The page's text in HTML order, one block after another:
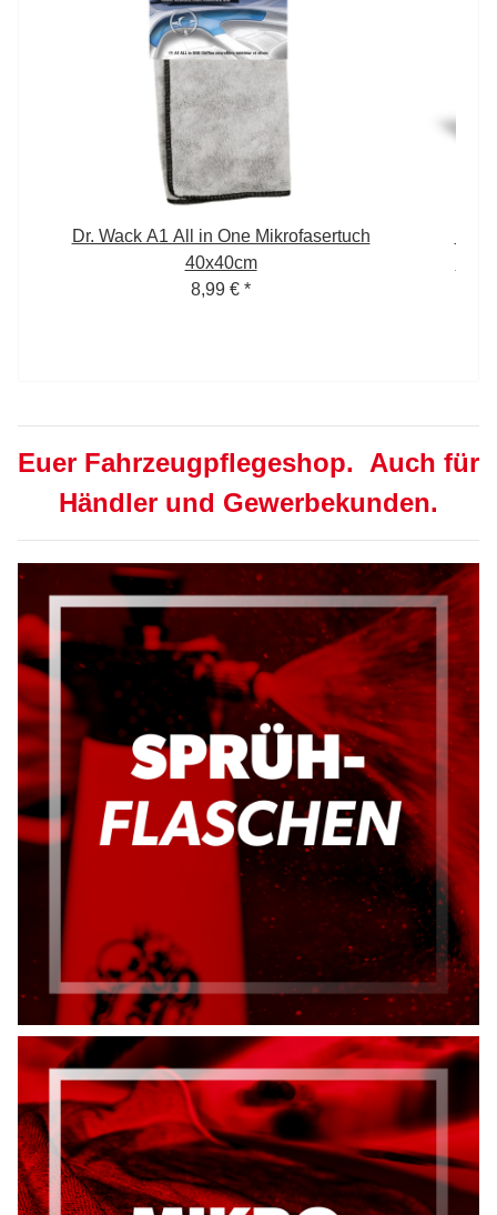
Dr. Wack A1 All in One Mikrofasertuch
40x40cm
8,99 € *
Euer Fahrzeugpflegeshop. Auch für
Händler und Gewerbekunden.